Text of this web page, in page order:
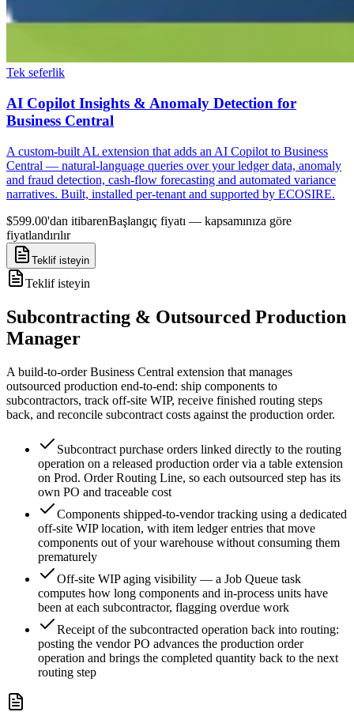
Tek seferlik
AI Copilot Insights & Anomaly Detection for
Business Central
A custom-built AL extension that adds an AI Copilot to Business
Central — natural-language queries over your ledger data, anomaly
and fraud detection, cash-flow forecasting and automated variance
narratives. Built, installed per-tenant and supported by ECOSIRE.
$599.00'dan itibarenBaşlangıç fiyatı — kapsamınıza göre
fiyatlandırılır
Teklif isteyin
Teklif isteyin
Subcontracting & Outsourced Production
Manager
A build-to-order Business Central extension that manages
outsourced production end-to-end: ship components to
subcontractors, track off-site WIP, receive finished routing steps
back, and reconcile subcontract costs against the production order.
Subcontract purchase orders linked directly to the routing
operation on a released production order via a table extension
on Prod. Order Routing Line, so each outsourced step has its
own PO and traceable cost
Components shipped-to-vendor tracking using a dedicated
off-site WIP location, with item ledger entries that move
components out of your warehouse without consuming them
prematurely
Off-site WIP aging visibility — a Job Queue task
computes how long components and in-process units have
been at each subcontractor, flagging overdue work
Receipt of the subcontracted operation back into routing:
posting the vendor PO advances the production order
operation and brings the completed quantity back to the next
routing step